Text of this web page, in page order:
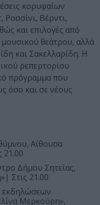
κορυφαίων
Βέρντι,
και επιλογές από
θεάτρου, αλλά
και Σακελλαρίδη. Η
ρεπερτορίου
πρόγραμμα που
όσο και σε νέους
Αίθουσα
21.00
Δήμου Σητείας,
Στις 21.00
εκδηλώσεων
Μερκούρη»,